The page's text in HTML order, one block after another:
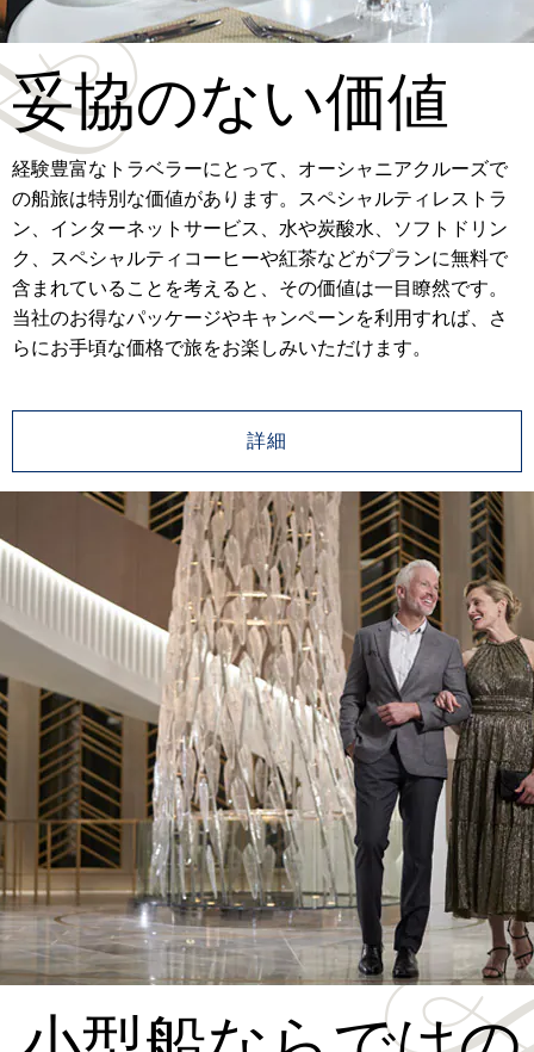
妥協のない価値
経験豊富なトラベラーにとって、オーシャニアクルーズで
の船旅は特別な価値があります。スペシャルティレストラ
ン、インターネットサービス、水や炭酸水、ソフトドリン
ク、スペシャルティコーヒーや紅茶などがプランに無料で
含まれていることを考えると、その価値は一目瞭然です。
当社のお得なパッケージやキャンペーンを利用すれば、さ
らにお手頃な価格で旅をお楽しみいただけます。
詳細